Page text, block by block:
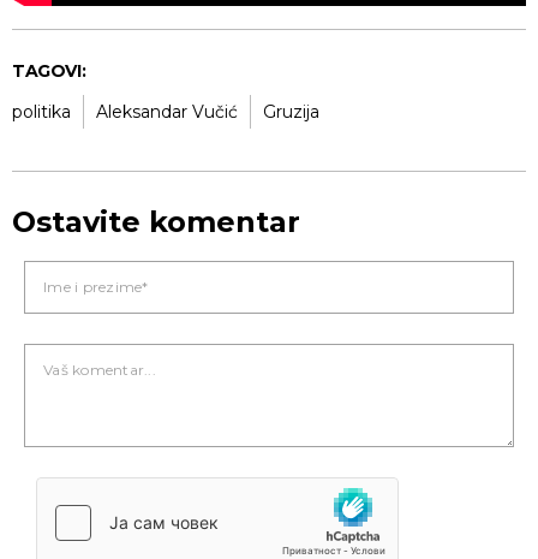
TAGOVI:
politika
Aleksandar Vučić Gruzija
Ostavite komentar